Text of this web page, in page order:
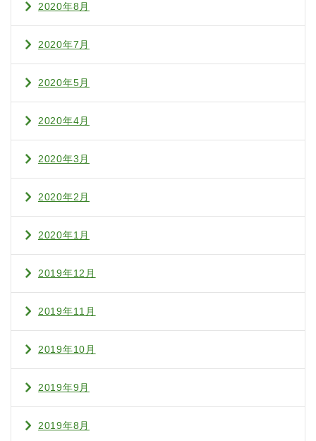
2020年8月
2020年7月
2020年5月
2020年4月
2020年3月
2020年2月
2020年1月
2019年12月
2019年11月
2019年10月
2019年9月
2019年8月